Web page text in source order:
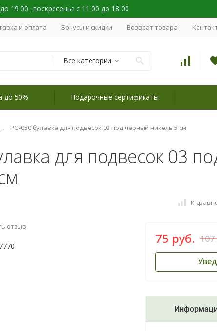
19 00 ; воскресенье с 11 00 до 18 00
и оплата Бонусы и скидки Возврат товара
Все категории
до 50% Подарочные сертификаты
PO-050 булавка для подвесок 03 под черный никель 5 см
для подвесок 03
К
отзыв
75 руб. 107